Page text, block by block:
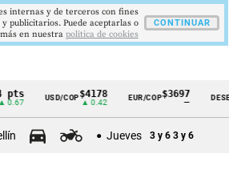
USD/COP$4178
▲ 0.42
EUR/COP$3697
—
Jueves 3 y 6 3 y 6
internas y de terceros con fines
publicitarios. Puede aceptarlas o
en nuestra politica de cookies
CONTINUAR